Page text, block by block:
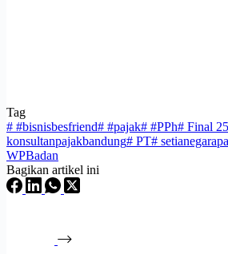
Tag
# #bisnisbesfriend# #pajak# #PPh# Final
konsultanpajakbandung# PT#
WPBadan
Bagikan artikel ini